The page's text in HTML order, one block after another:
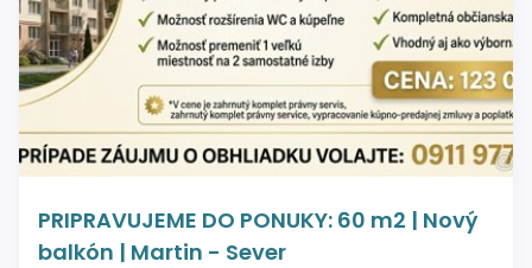
PRIPRAVUJEME DO PONUKY: 60 m2 | Nový
balkón | Martin - Sever